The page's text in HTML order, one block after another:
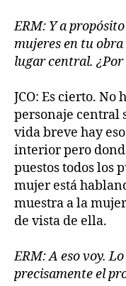
ERM: Y a
mujeres en tu
lugar central. ¿Por
JCO: Es cierto.
personaje central
vida breve hay
interior pero
puestos todos los
mujer está
muestra a la
de vista de ella.
ERM: A eso voy.
precisamente el